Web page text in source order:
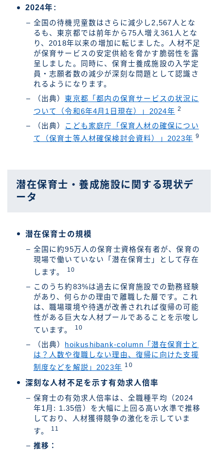
2024年:
全国の待機児童数はさらに減少し2,567人とな
るも、東京都では前年から75人増え361人とな
り、2018年以来の増加に転じました。人材不足
が保育サービスの安定供給を脅かす脆弱性を露
呈しました。同時に、保育士養成施設の入学定
員・志願者数の減少が深刻な問題として認識さ
れるようになります。
（出典） 東京都「都内の保育サービスの状況に
ついて（令和6年4月1日現在）」2024年 2
（出典）
こども家庭庁「保育人材の確保につい
て（保育士等人材確保検討会資料）」2023年 9
潜在保育士・養成施設に関する現状デ
ータ
潜在保育士の規模
全国に約95万人の保育士資格保有者が、保育の
現場で働いていない「潜在保育士」として存在
します。
10
このうち約83%は過去に保育施設での勤務経験
があり、何らかの理由で離職した層です。これ
は、職場環境や待遇が改善されれば復帰の可能
性がある巨大な人材プールであることを示唆し
ています。
10
（出典）
hoikushibank-column「潜在保育士と
は？人数や復職しない理由、復帰に向けた支援
制度などを解説」2023年 10
深刻な人材不足を示す有効求人倍率
保育士の有効求人倍率は、全職種平均（2024
年1月: 1.35倍）を大幅に上回る高い水準で推移
しており、人材獲得競争の激化を示していま
す。
11
推移：